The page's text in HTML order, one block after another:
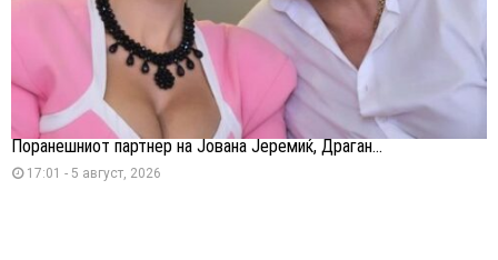
Поранешниот партнер на Јована Јеремиќ, Драган...
17:01 - 5 август, 2026